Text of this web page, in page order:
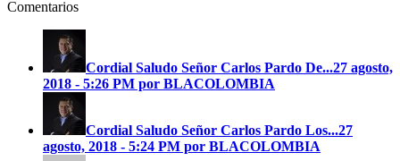
Comentarios
Cordial Saludo Señor Carlos Pardo De...27 agosto,
2018 - 5:26 PM por BLACOLOMBIA
Cordial Saludo Señor Carlos Pardo Los...27
agosto, 2018 - 5:24 PM por BLACOLOMBIA